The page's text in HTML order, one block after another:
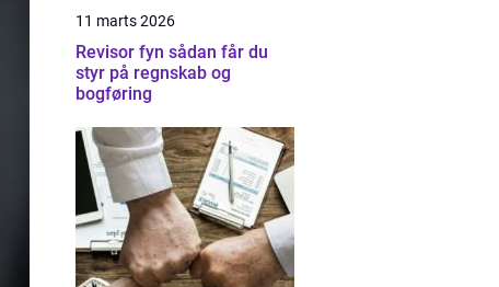
11 marts 2026
Revisor fyn sådan får du
styr på regnskab og
bogføring